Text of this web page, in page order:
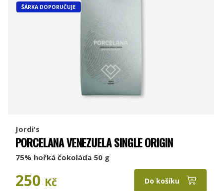
ŠÁRKA DOPORUČUJE
Jordi's
PORCELANA VENEZUELA SINGLE ORIGIN
75% hořká čokoláda 50 g
250 Kč Do košíku